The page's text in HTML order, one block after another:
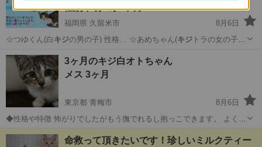
性別不明 2才6ヶ月
福岡県 久留米市
8月6日
☆つゆくん(白 キジ の男の子) 性格… ☆あめちゃん(キジトラの女の子)
福岡 久留米市 インスタ
3ヶ月のキジ白オトちゃん
メス 3ヶ月
東京都 青梅市
8月6日
◆性格や特徴 怖がりでしたがもう撫でれるし抱っこできます。 よく食
べる3ヶ月♀️ ◆健康状態 ウイルス検査陰性 飼い主不在確認済み ◆そ
の他 ●里親条件 ・近くにお住まいの方を優先します。 →青梅市近隣の
東京 青梅市 有無
命救って頂きたいです！珍しいミルクティー